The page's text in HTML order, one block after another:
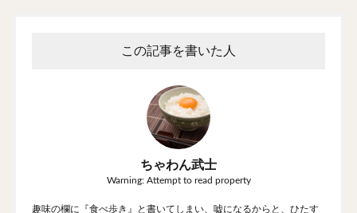
この記事を書いた人
ちゃわん武士
Warning: Attempt to read property
趣味の欄に『食べ歩き』と書いてしまい、嘘になるからと、ひたす